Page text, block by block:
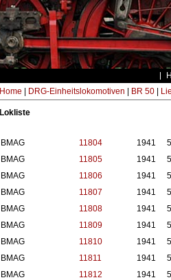
Home DRG-Einheitslokomotiven BR 50|
Lokliste
BMAG 11804 1941
BMAG
11805 1941
BMAG
11806 1941
BMAG
11807 1941
BMAG
11808 1941
BMAG
11809 1941
BMAG
11810 1941
BMAG
11811 1941
BMAG
11812 1941